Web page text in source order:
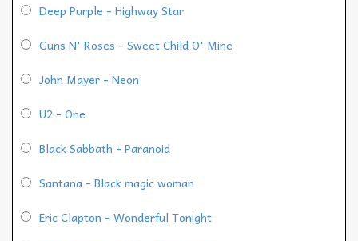
Deep Purple - Highway Star
Guns N' Roses - Sweet Child O' Mine
John Mayer - Neon
U2 - One
Black Sabbath - Paranoid
Santana - Black magic woman
Eric Clapton - Wonderful Tonight